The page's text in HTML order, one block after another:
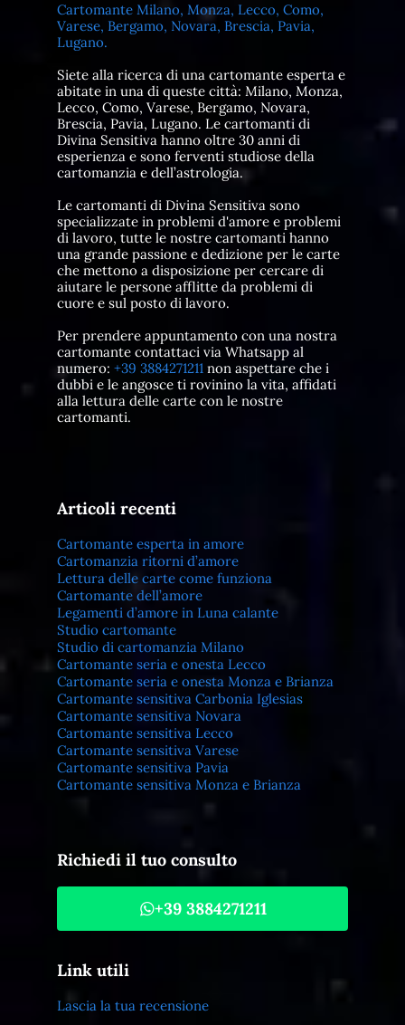
Cartomante Milano, Monza, Lecco, Como,
Varese, Bergamo, Novara, Brescia, Pavia,
Lugano.
Siete alla ricerca di una cartomante esperta e
abitate in una di queste città: Milano, Monza,
Lecco, Como, Varese, Bergamo, Novara,
Brescia, Pavia, Lugano. Le cartomanti di
Divina Sensitiva hanno oltre 30 anni di
esperienza e sono ferventi studiose della
cartomanzia e dell’astrologia.
Le cartomanti di Divina Sensitiva sono
specializzate in problemi d'amore e problemi
di lavoro, tutte le nostre cartomanti hanno
una grande passione e dedizione per le carte
che mettono a disposizione per cercare di
aiutare le persone afflitte da problemi di
cuore e sul posto di lavoro.
Per prendere appuntamento con una nostra
cartomante contattaci via Whatsapp al
numero: +39 3884271211non aspettare che i
dubbi e le angosce ti rovinino la vita, affidati
alla lettura delle carte con le nostre
cartomanti.
Articoli recenti
Cartomante esperta in amore
Cartomanzia ritorni d’amore
Lettura delle carte come funziona
Cartomante dell’amore
Legamenti d’amore in Luna calante
Studio cartomante
Studio di cartomanzia Milano
Cartomante seria e onesta Lecco
Cartomante seria e onesta Monza e Brianza
Cartomante sensitiva Carbonia Iglesias
Cartomante sensitiva Novara
Cartomante sensitiva Lecco
Cartomante sensitiva Varese
Cartomante sensitiva Pavia
Cartomante sensitiva Monza e Brianza
Richiedi il tuo consulto
+39 3884271211
Link utili
Lascia la tua recensione